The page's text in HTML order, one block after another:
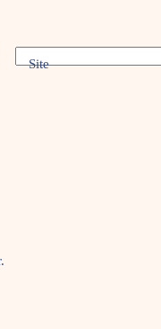
Site